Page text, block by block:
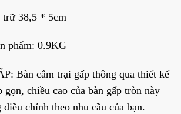
38,5 * 5cm
phẩm: 0.9KG
Bàn cắm trại gấp thông qua thiết kế
gọn, chiều cao của bàn gấp tròn này
điều chỉnh theo nhu cầu của bạn.